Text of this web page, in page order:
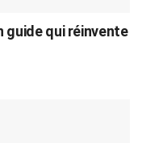
guide qui réinvente